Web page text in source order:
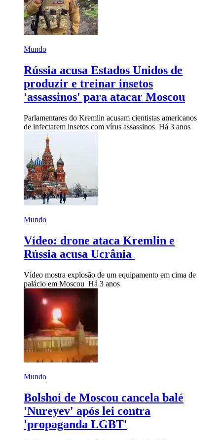
Mundo
Rússia acusa Estados Unidos de
produzir e treinar insetos
'assassinos' para atacar Moscou
Parlamentares do Kremlin acusam cientistas americanos
de infectarem insetos com vírus assassinos Há 3 anos
Mundo
Vídeo: drone ataca Kremlin e
Rússia acusa Ucrânia
Vídeo mostra explosão de um equipamento em cima de
palácio em Moscou Há 3 anos
Mundo
Bolshoi de Moscou cancela balé
'Nureyev' após lei contra
'propaganda LGBT'